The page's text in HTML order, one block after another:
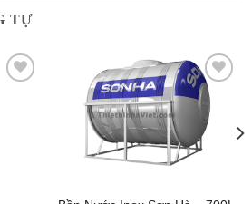
TỰ
Add to
Wishlist